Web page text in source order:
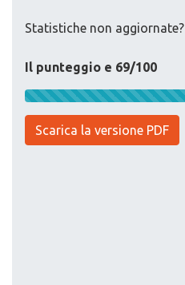
Statistiche non aggiornate?
Il punteggio e 69/100
Scarica la versione PDF